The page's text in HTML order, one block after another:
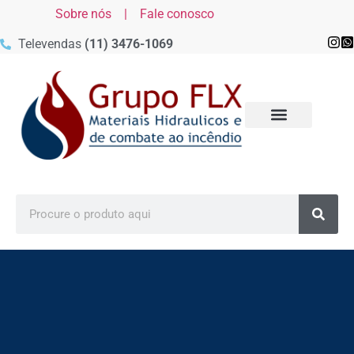
Sobre nós | Fale conosco
Televendas (11) 3476-1069